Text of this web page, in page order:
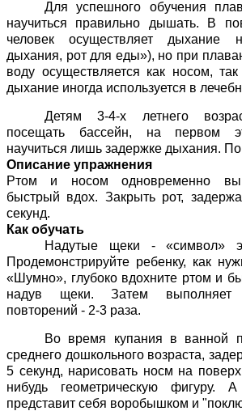
Для успешного обучения
научиться правильно дышать. В
человек осуществляет дыхание
дыхания, рот для еды»), но при
воду осуществляется как носом,
дыхание иногда используется в
Детям 3-4-х летнего
посещать бассейн, на первом
научиться лишь задержке дыхания.
Описание упражнения
Ртом и носом одновременно
быстрый вдох. Закрыть рот,
секунд.
Как обучать
Надутые щеки - «символ»
Продемонстрируйте ребенку, как
«Шумно», глубоко вдохните ртом и
надув щеки. Затем выполняет
повторений - 2-3 раза.
Во время купания в ванной
среднего дошкольного возраста,
5 секунд, нарисовать носм на
нибудь геометрическую
представит себя воробышком и